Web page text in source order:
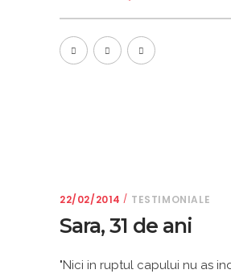
22/02/2014 TESTIMONIALE
Sara, 31 de ani
"Nici in ruptul capului nu as